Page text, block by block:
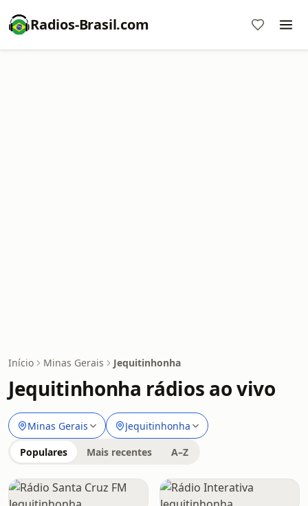
Radios-Brasil.com
Início Minas Gerais Jequitinhonha
Jequitinhonha rádios ao vivo
Minas Gerais Jequitinhonha
Populares Mais recentes A–Z